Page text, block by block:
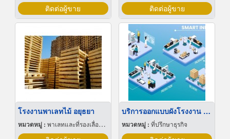
ติดต่อผู้ขาย ติดต่อผู้ขาย
โรงงานพาเลทไม้ อยุธยา
หมวดหมู่ : พาเลทและที่รองเลื่อนกะบะ
บริการออกแบบผังโรงงาน Lay out
หมวดหมู่ : ที่ปรึกษาธุรกิจ